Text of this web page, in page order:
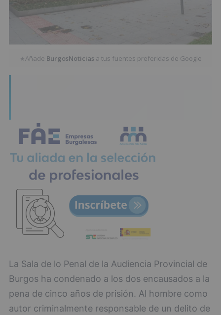
★Añade BurgosNoticias a tus fuentes preferidas de Google
La Sala de lo Penal de la Audiencia Provincial de
Burgos ha condenado a los dos encausados a la
pena de cinco años de prisión. Al hombre como
autor criminalmente responsable de un delito de